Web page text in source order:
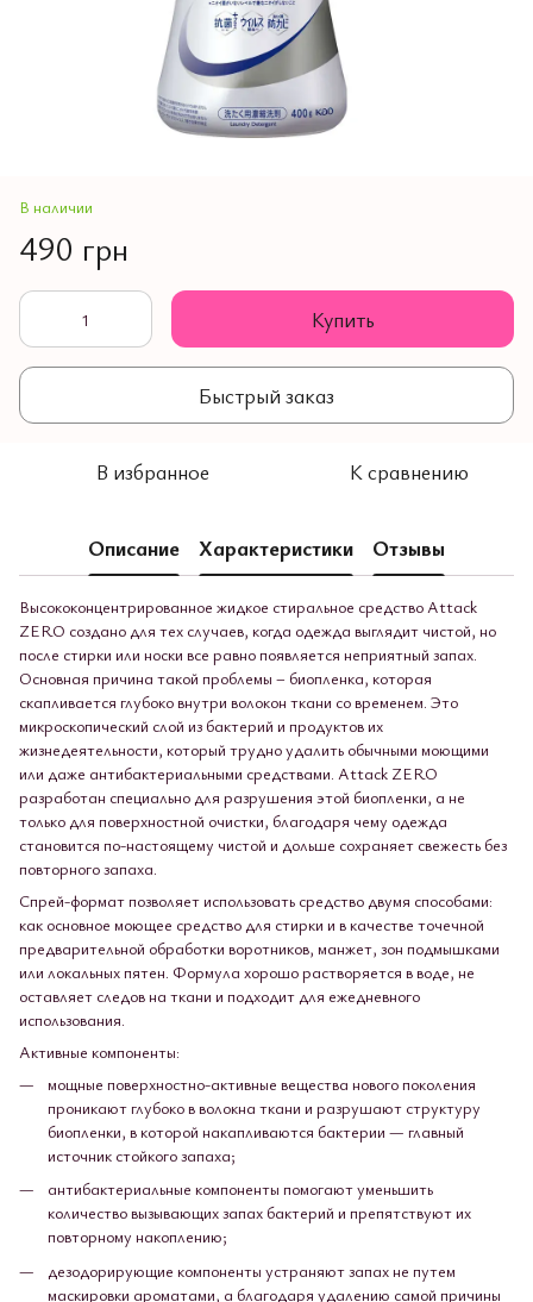
В наличии
490 грн
Купить
Быстрый заказ
В избранное К сравнению
Описание Характеристики Отзывы
Высококонцентрированное жидкое стиральное средство Attack
ZERO создано для тех случаев, когда одежда выглядит чистой, но
после стирки или носки все равно появляется неприятный запах.
Основная причина такой проблемы – биопленка, которая
скапливается глубоко внутри волокон ткани со временем. Это
микроскопический слой из бактерий и продуктов их
жизнедеятельности, который трудно удалить обычными моющими
или даже антибактериальными средствами. Attack ZERO
разработан специально для разрушения этой биопленки, а не
только для поверхностной очистки, благодаря чему одежда
становится по-настоящему чистой и дольше сохраняет свежесть без
повторного запаха.
Спрей-формат позволяет использовать средство двумя способами:
как основное моющее средство для стирки и в качестве точечной
предварительной обработки воротников, манжет, зон подмышками
или локальных пятен. Формула хорошо растворяется в воде, не
оставляет следов на ткани и подходит для ежедневного
использования.
Активные компоненты:
мощные поверхностно-активные вещества нового поколения
проникают глубоко в волокна ткани и разрушают структуру
биопленки, в которой накапливаются бактерии — главный
источник стойкого запаха;
антибактериальные компоненты помогают уменьшить
количество вызывающих запах бактерий и препятствуют их
повторному накоплению;
дезодорирующие компоненты устраняют запах не путем
маскировки ароматами, а благодаря удалению самой причины